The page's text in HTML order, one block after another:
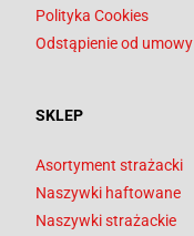
Polityka Cookies
Odstąpienie od umowy
SKLEP
Asortyment strażacki
Naszywki haftowane
Naszywki strażackie